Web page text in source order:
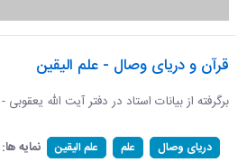
قرآن و دریای وصال - علم الیقین
برگرفته از بیانات استاد در دفتر آیت الله یعقوبی -
دریای وصال علم علم الیقین نمایه ها: